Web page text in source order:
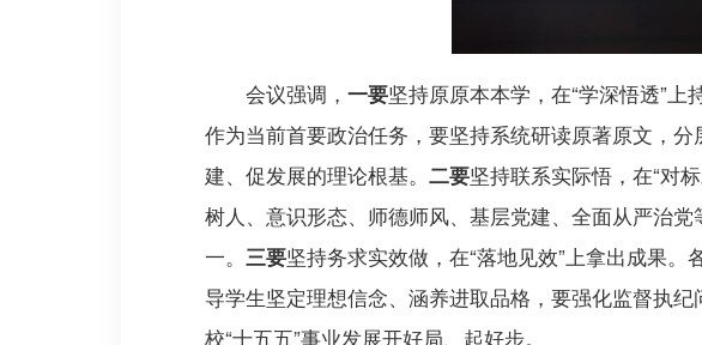
会议强调， 一要坚持原原本本学，在“学深悟透”
作为当前首要政治任务，要坚持系统研读原著原文，
建、促发展的理论根基。 二要坚持联系实际悟，在“对
树人、意识形态、师德师风、基层党建、全面从严治
一。 三要坚持务求实效做，在“落地见效”上拿出成果。
导学生坚定理想信念、涵养进取品格，要强化监督执
校“十五五”事业发展开好局、起好步。